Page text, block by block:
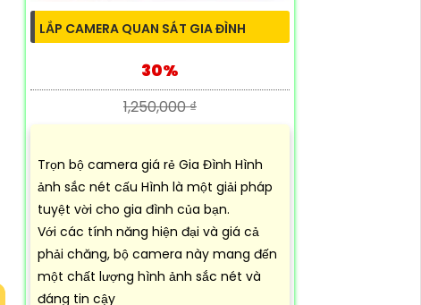
LẮP CAMERA QUAN SÁT GIA ĐÌNH
30%
1,250,000 ₫
Trọn bộ camera giá rẻ Gia Đình Hình
ảnh sắc nét cấu Hình là một giải pháp
tuyệt vời cho gia đình của bạn.
Với các tính năng hiện đại và giá cả
phải chăng, bộ camera này mang đến
một chất lượng hình ảnh sắc nét và
đáng tin cậy